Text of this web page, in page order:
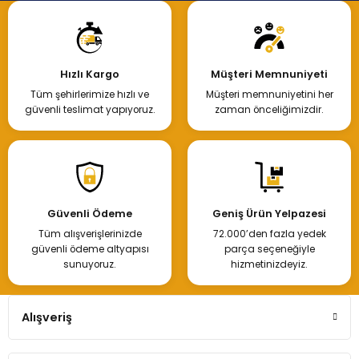
Hızlı Kargo
Tüm şehirlerimize hızlı ve
güvenli teslimat yapıyoruz.
Müşteri Memnuniyeti
Müşteri memnuniyetini her
zaman önceliğimizdir.
Güvenli Ödeme
Tüm alışverişlerinizde
güvenli ödeme altyapısı
sunuyoruz.
Geniş Ürün Yelpazesi
72.000’den fazla yedek
parça seçeneğiyle
hizmetinizdeyiz.
Alışveriş